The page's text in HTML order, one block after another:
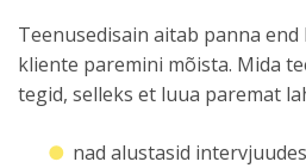
Teenusedisain aitab panna
kliente paremini mõista. Mida
tegid, selleks et luua paremat
nad alustasid